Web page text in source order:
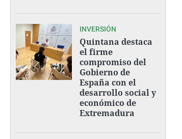
INVERSIÓN
Quintana destaca
el firme
compromiso del
Gobierno de
España con el
desarrollo social y
económico de
Extremadura